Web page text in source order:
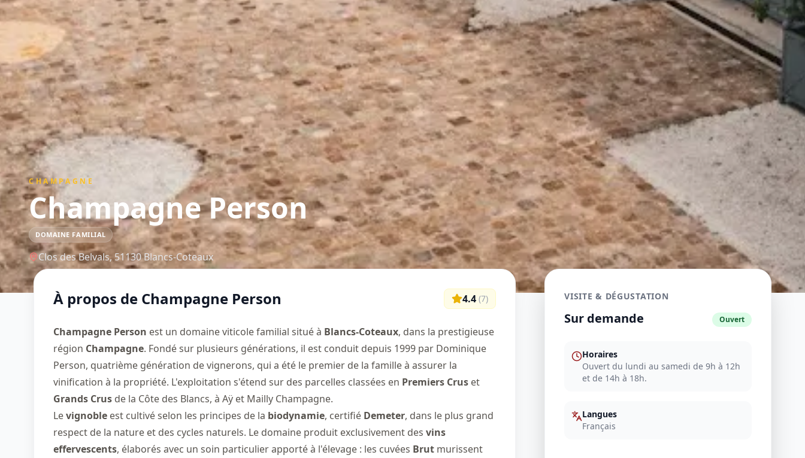
CHAMPAGNE
Champagne Person
DOMAINE FAMILIAL
Clos des Belvals,51130 Blancs-Coteaux
À propos de Champagne Person 4.4 (7)
Champagne Person est un domaine viticole familial situé à Blancs-Coteaux, dans la prestigieuse
région Champagne. Fondé sur plusieurs générations, il est conduit depuis 1999 par Dominique
Person, quatrième génération de vignerons, qui a été le premier de la famille à assurer la
vinification à la propriété. L'exploitation s'étend sur des parcelles classées en Premiers Crus et
Grands Crus de la Côte des Blancs, à Aÿ et Mailly Champagne.
Levignoble est cultivé selon les principes de la biodynamie, certifié Demeter, dans le plus grand
respect de la nature et des cycles naturels. Le domaine produit exclusivement des vins
effervescents, élaborés avec un soin particulier apporté à l'élevage : les cuvées Brut murissent
VISITE & DÉGUSTATION
Sur demande Ouvert
Horaires
Ouvert du lundi au samedi de 9h à 12h
et de 14h à 18h.
Langues
Français